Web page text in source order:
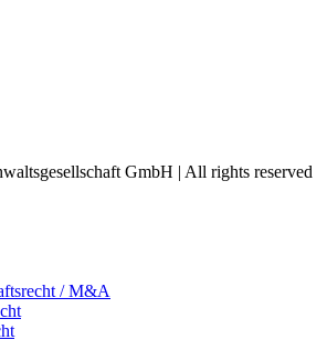
GmbH | All rights reserved
/ M&A